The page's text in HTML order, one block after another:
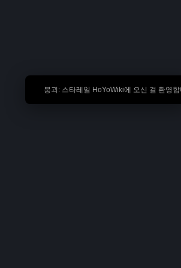
🎉 붕괴: 스타레일 HoYoWiki에 오신 걸 환